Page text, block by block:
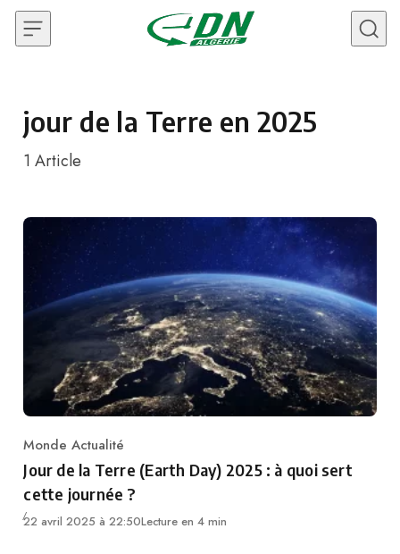
Skip to content
jour de la Terre en 2025
1 Article
Category
Monde Actualité
Jour de la Terre (Earth Day) 2025 : à quoi sert
cette journée ?
22 avril 2025 à 22:50Lecture en 4 min